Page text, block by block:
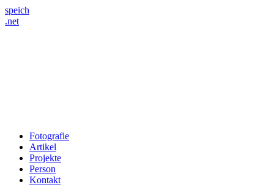
speich
.net
Fotografie
Artikel
Projekte
Person
Kontakt